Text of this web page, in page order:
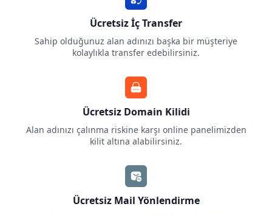
Ücretsiz İç Transfer
Sahip olduğunuz alan adınızı başka bir müşteriye
kolaylıkla transfer edebilirsiniz.
Ücretsiz Domain Kilidi
Alan adınızı çalınma riskine karşı online panelimizden
kilit altına alabilirsiniz.
Ücretsiz Mail Yönlendirme